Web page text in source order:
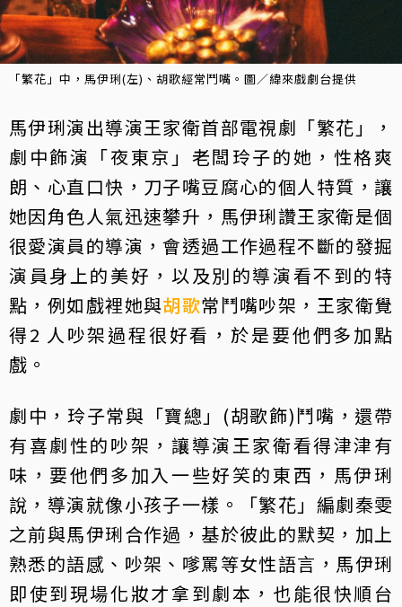
「繁花」中，馬伊琍(左)、胡歌經常鬥嘴。圖／緯來戲劇台提供
馬伊琍演出導演王家衛首部電視劇「繁花」，
劇中飾演「夜東京」老闆玲子的她，性格爽
朗、心直口快，刀子嘴豆腐心的個人特質，讓
她因角色人氣迅速攀升，馬伊琍讚王家衛是個
很愛演員的導演，會透過工作過程不斷的發掘
演員身上的美好，以及別的導演看不到的特
點，例如戲裡她與胡歌常鬥嘴吵架，王家衛覺
得2 人吵架過程很好看，於是要他們多加點
戲。
劇中，玲子常與「寶總」(胡歌飾)鬥嘴，還帶
有喜劇性的吵架，讓導演王家衛看得津津有
味，要他們多加入一些好笑的東西，馬伊琍
說，導演就像小孩子一樣。「繁花」編劇秦雯
之前與馬伊琍合作過，基於彼此的默契，加上
熟悉的語感、吵架、嗲罵等女性語言，馬伊琍
即使到現場化妝才拿到劇本，也能很快順台